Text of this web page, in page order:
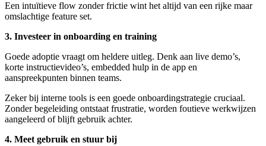
Een intuïtieve flow zonder frictie wint het altijd van een rijke maar
omslachtige feature set.
3. Investeer in onboarding en training
Goede adoptie vraagt om heldere uitleg. Denk aan live demo’s,
korte instructievideo’s, embedded hulp in de app en
aanspreekpunten binnen teams.
Zeker bij interne tools is een goede onboardingstrategie cruciaal.
Zonder begeleiding ontstaat frustratie, worden foutieve werkwijzen
aangeleerd of blijft gebruik achter.
4. Meet gebruik en stuur bij